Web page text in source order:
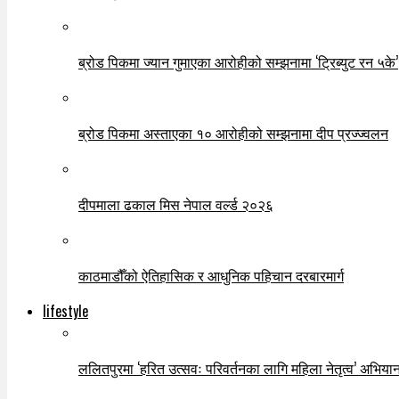
ब्रोड पिकमा ज्यान गुमाएका आरोहीको सम्झनामा ‘ट्रिब्युट रन ५के’
ब्रोड पिकमा अस्ताएका १० आरोहीको सम्झनामा दीप प्रज्ज्वलन
दीपमाला ढकाल मिस नेपाल वर्ल्ड २०२६
काठमाडौँको ऐतिहासिक र आधुनिक पहिचान दरबारमार्ग
lifestyle
ललितपुरमा ‘हरित उत्सवः परिवर्तनका लागि महिला नेतृत्व’